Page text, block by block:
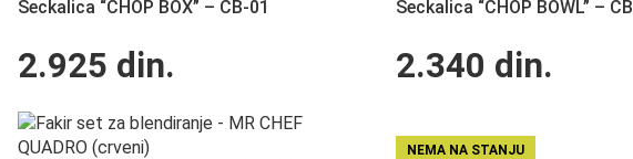
Seckalica “CHOP BOX” – CB-01
2.925 din.
Seckalica “CHOP BOWL” –
2.340 din.
NEMA NA STANJU